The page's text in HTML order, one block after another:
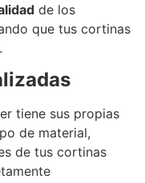
de los
que tus cortinas
tiene sus propias
de material,
de tus cortinas